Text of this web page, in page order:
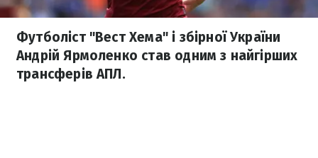
Футболіст "Вест Хема" і збірної України
Андрій Ярмоленко став одним з найгірших
трансферів АПЛ.